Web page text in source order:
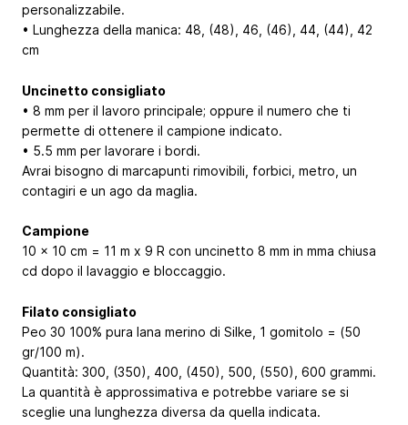
personalizzabile.
• Lunghezza della manica: 48, (48), 46, (46), 44, (44), 42
cm
Uncinetto consigliato
• 8 mm per il lavoro principale; oppure il numero che ti
permette di ottenere il campione indicato.
• 5.5 mm per lavorare i bordi.
Avrai bisogno di marcapunti rimovibili, forbici, metro, un
contagiri e un ago da maglia.
Campione
10 x 10 cm = 11 m x 9 R con uncinetto 8 mm in mma chiusa
cd dopo il lavaggio e bloccaggio.
Filato consigliato
Peo 30 100% pura lana merino di Silke, 1 gomitolo = (50
gr/100 m).
Quantità: 300, (350), 400, (450), 500, (550), 600 grammi.
La quantità è approssimativa e potrebbe variare se si
sceglie una lunghezza diversa da quella indicata.